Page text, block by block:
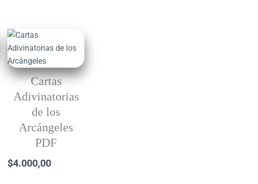
Cartas
Adivinatorias
de los
Arcángeles
PDF
$4.000,00